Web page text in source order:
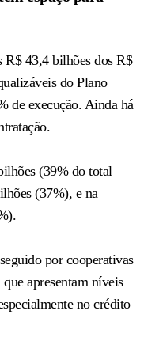
R$ 43,4 bilhões dos R$
do Plano
de execução. Ainda há
(39% do total
(37%), e na
por cooperativas
apresentam níveis
no crédito